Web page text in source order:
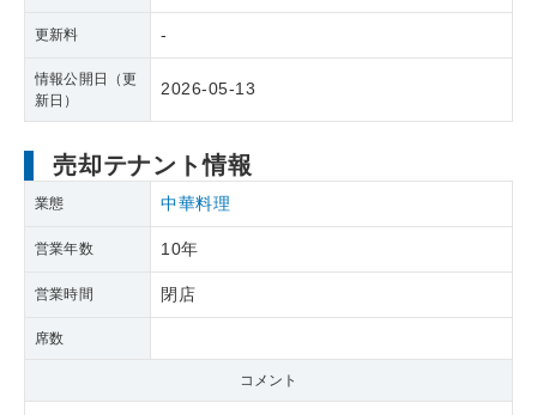
更新料 -
情報公開日（更
新日）
2026-05-13
売却テナント情報
業態 中華料理
営業年数 10年
営業時間 閉店
席数
コメント